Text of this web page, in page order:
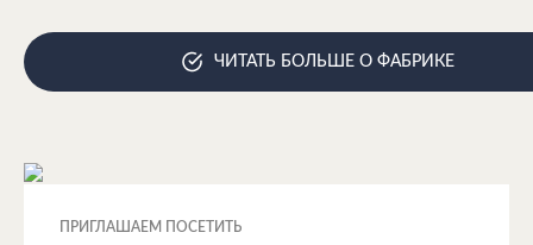
ЧИТАТЬ БОЛЬШЕ О ФАБРИКЕ
ПРИГЛАШАЕМ ПОСЕТИТЬ